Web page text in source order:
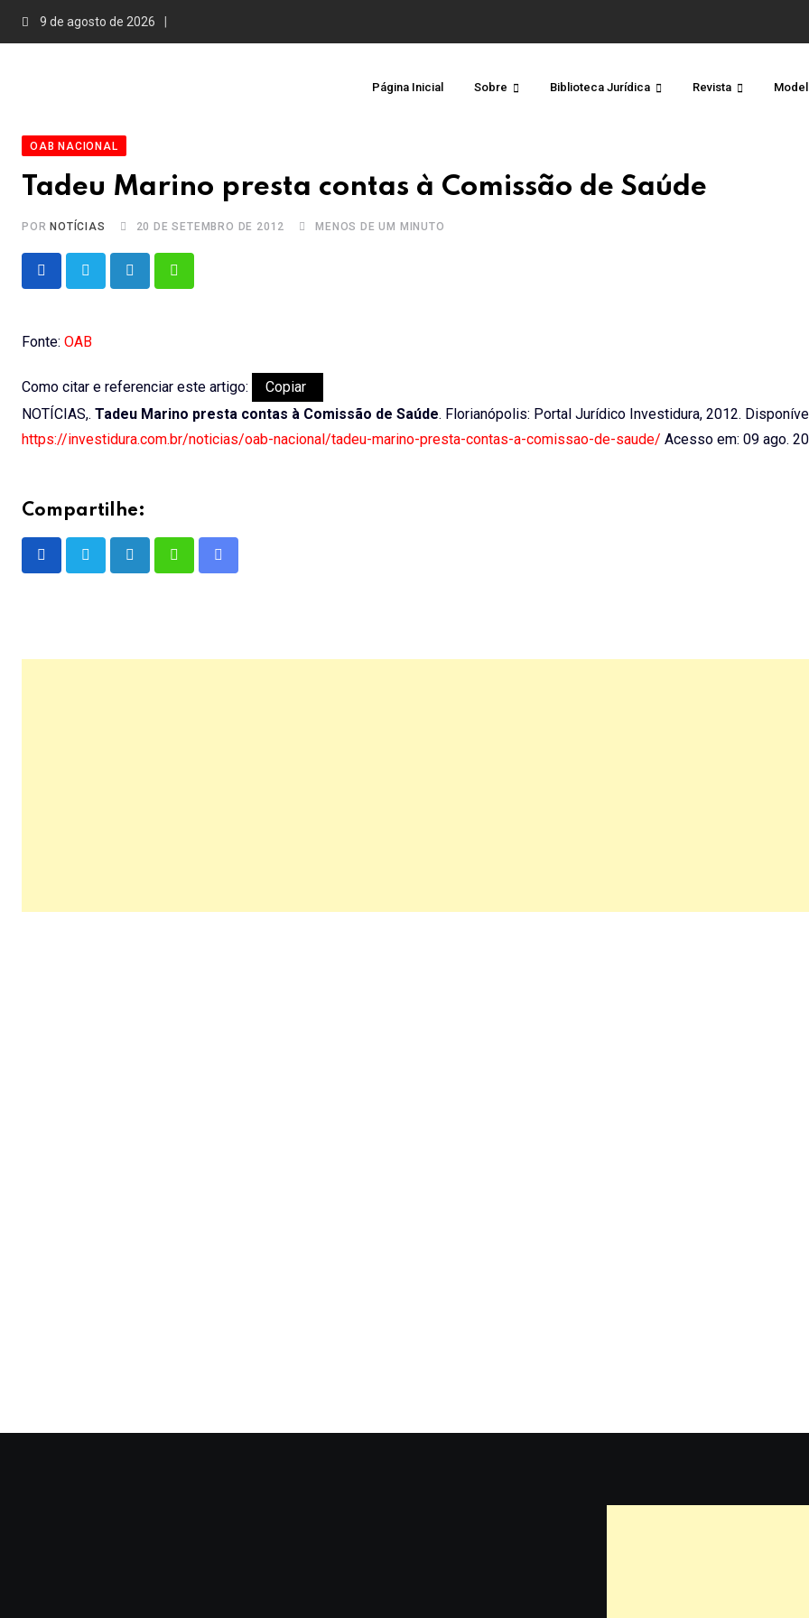
9 de agosto de 2026
Página Inicial Sobre Biblioteca Jurídica Revista
OAB NACIONAL
Tadeu Marino presta contas à Comissão de Saúde
PORNOTÍCIAS 20 DE SETEMBRO DE 2012 MENOS DE UM MINUTO
LinkedInWhatsapp
Fonte: OAB
Como citar e referenciar este artigo:
Copiar
NOTÍCIAS,. Tadeu Marino presta contas à Comissão de Saúde. Florianópolis: Portal Jurídico Investidura, 2012.
https://investidura.com.br/noticias/oab-nacional/tadeu-marino-presta-contas-a-comissao-de-saude/ Acesso em: 09 ago.
Compartilhe:
LinkedInWhatsappShare